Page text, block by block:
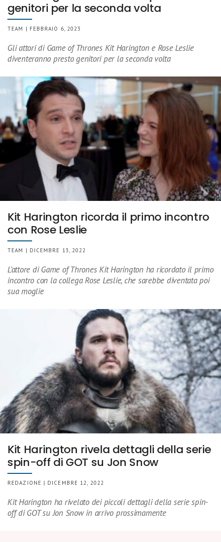
genitori per la seconda volta
TEAM | FEBBRAIO 6, 2023
Gli attori di Game of Thrones Kit Harington e Rose Leslie
diventeranno presto genitori per la seconda volta
Kit Harington ricorda il primo incontro
con Rose Leslie
TEAM | DICEMBRE 13, 2022
L’attore di Game of Thrones Kit Harington ha ricordato il primo
incontro con la collega Rose Leslie, che sarebbe diventata poi
sua moglie
Kit Harington rivela dettagli della serie
spin-off di GOT su Jon Snow
REDAZIONE | DICEMBRE 12, 2022
Kit Harington ha rivelato dei piccoli dettagli della serie spin-
off di GOT su Jon Snow in arrivo prossimamente